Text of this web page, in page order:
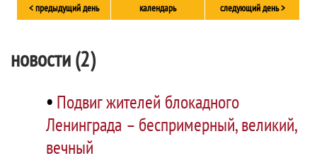
< предыдущий день календарь следующий день >
новости (2)
• Подвиг жителей блокадного
Ленинграда – беспримерный, великий,
вечный